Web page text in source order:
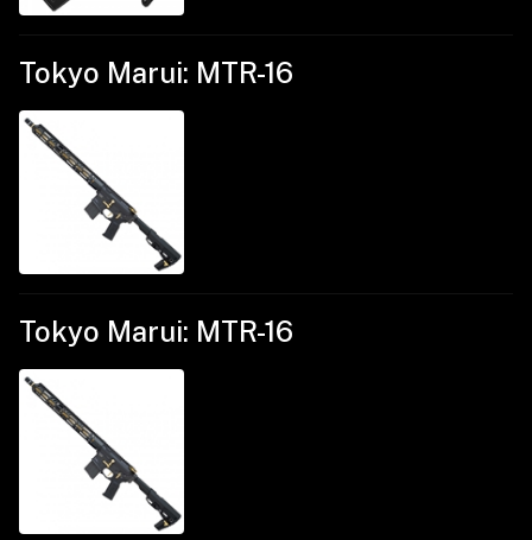
Tokyo Marui: MTR-16
Tokyo Marui: MTR-16